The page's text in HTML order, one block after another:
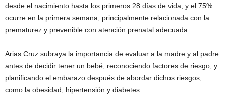
desde el nacimiento hasta los primeros 28 días de vida, y el 75%
ocurre en la primera semana, principalmente relacionada con la
prematurez y prevenible con atención prenatal adecuada.
Arias Cruz subraya la importancia de evaluar a la madre y al padre
antes de decidir tener un bebé, reconociendo factores de riesgo, y
planificando el embarazo después de abordar dichos riesgos,
como la obesidad, hipertensión y diabetes.